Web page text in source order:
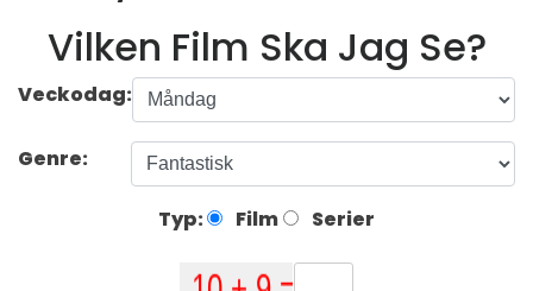
Vilken Film Ska Jag Se?
Veckodag:
Genre:
Typ: Film Serier